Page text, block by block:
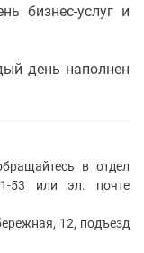
бизнес-услуг и
день наполнен
в отдел
53 или эл. почте
12, подъезд